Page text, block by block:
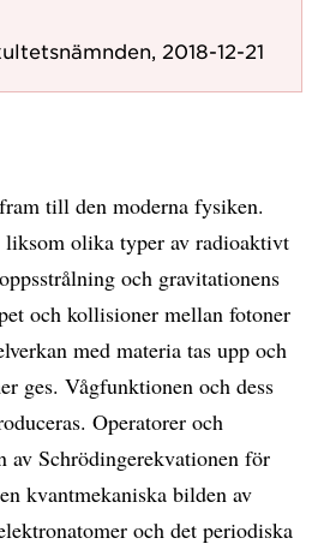
2018-12-21
till den moderna fysiken.
liksom olika typer av radioaktivt
och gravitationens
och kollisioner mellan fotoner
med materia tas upp och
ges. Vågfunktionen och dess
Operatorer och
av Schrödingerekvationen för
kvantmekaniska bilden av
och det periodiska